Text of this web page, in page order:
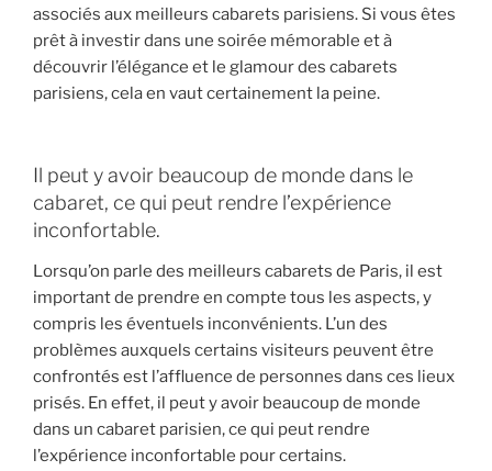
associés aux meilleurs cabarets parisiens. Si vous êtes
prêt à investir dans une soirée mémorable et à
découvrir l’élégance et le glamour des cabarets
parisiens, cela en vaut certainement la peine.
Il peut y avoir beaucoup de monde dans le
cabaret, ce qui peut rendre l’expérience
inconfortable.
Lorsqu’on parle des meilleurs cabarets de Paris, il est
important de prendre en compte tous les aspects, y
compris les éventuels inconvénients. L’un des
problèmes auxquels certains visiteurs peuvent être
confrontés est l’affluence de personnes dans ces lieux
prisés. En effet, il peut y avoir beaucoup de monde
dans un cabaret parisien, ce qui peut rendre
l’expérience inconfortable pour certains.